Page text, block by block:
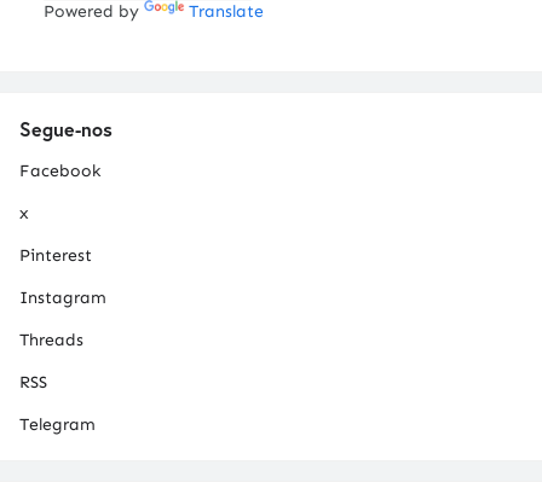
Powered by Translate
Segue-nos
Facebook
x
Pinterest
Instagram
Threads
RSS
Telegram